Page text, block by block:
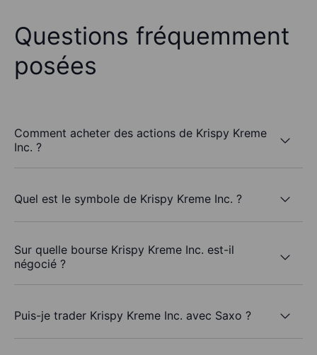
Questions fréquemment
posées
Comment acheter des actions de Krispy Kreme
Inc. ?
Quel est le symbole de Krispy Kreme Inc. ?
Sur quelle bourse Krispy Kreme Inc. est-il
négocié ?
Puis-je trader Krispy Kreme Inc. avec Saxo ?